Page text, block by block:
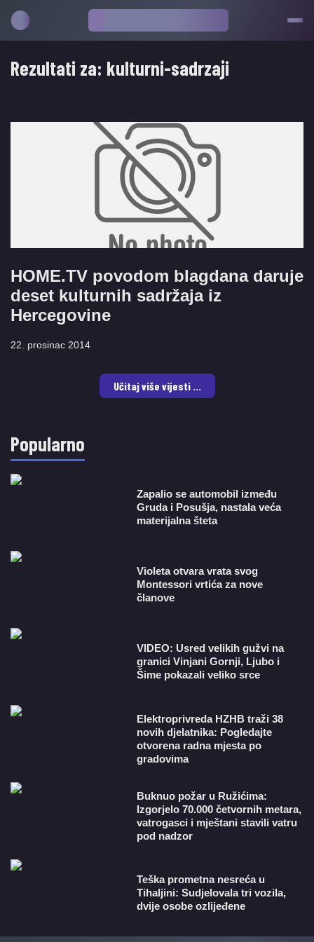
Rezultati za: kulturni-sadrzaji
HOME.TV povodom blagdana daruje
deset kulturnih sadržaja iz
Hercegovine
22. prosinac 2014
Učitaj više vijesti ...
Popularno
Zapalio se automobil između
Gruda i Posušja, nastala veća
materijalna šteta
Violeta otvara vrata svog
Montessori vrtića za nove
članove
VIDEO: Usred velikih gužvi na
granici Vinjani Gornji, Ljubo i
Šime pokazali veliko srce
​Elektroprivreda HZHB traži 38
novih djelatnika: Pogledajte
otvorena radna mjesta po
gradovima
Buknuo požar u Ružićima:
Izgorjelo 70.000 četvornih metara,
vatrogasci i mještani stavili vatru
pod nadzor
Teška prometna nesreća u
Tihaljini: Sudjelovala tri vozila,
dvije osobe ozlijeđene